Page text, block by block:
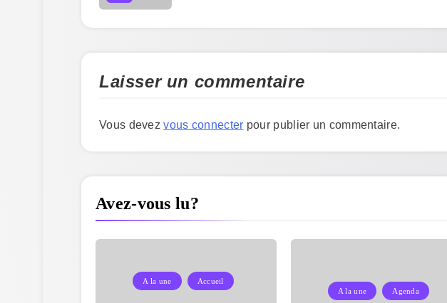
Laisser un commentaire
Vous devezvous connecter pour publier un commentaire.
Avez-vous lu?
A la une Accueil
A la une Agenda